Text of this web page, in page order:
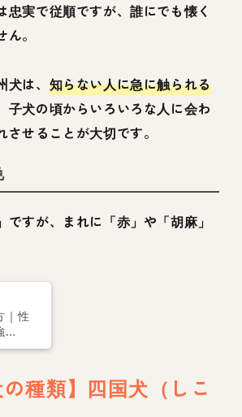
忠実で従順ですが、誰にでも懐く
。
は、 知らない人に急に触られる
子犬の頃からいろいろな人に会わ
せることが大切です。
ですが、まれに「赤」や「胡麻」
｜性
つけ
種類】四国犬（しこ